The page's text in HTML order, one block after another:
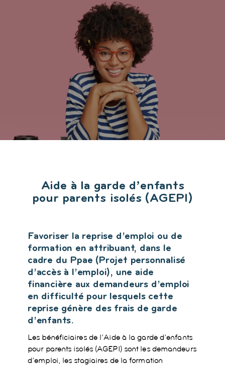
Aide à la garde d’enfants
pour parents isolés (AGEPI)
Favoriser la reprise d’emploi ou de
formation en attribuant, dans le
cadre du Ppae (Projet personnalisé
d’accès à l’emploi), une aide
financière aux demandeurs d’emploi
en difficulté pour lesquels cette
reprise génère des frais de garde
d’enfants.
Les bénéficiaires de l’Aide à la garde d’enfants
pour parents isolés (AGEPI) sont les demandeurs
d’emploi, les stagiaires de la formation